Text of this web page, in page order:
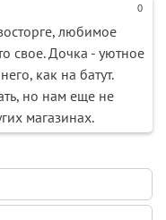
0
любимое
свое. Дочка - уютное
как на батут.
но нам еще не
магазинах.